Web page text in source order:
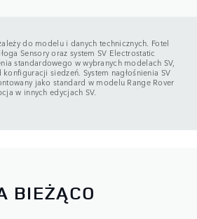
do modelu i danych technicznych. Fotel
Sensory oraz system SV Electrostatic
standardowego w wybranych modelach SV,
siedzeń. System nagłośnienia SV
jako standard w modelu Range Rover
w innych edycjach SV.
BIEŻĄCO